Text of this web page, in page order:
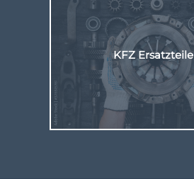
KFZ Ersatzteile
Hier klicken